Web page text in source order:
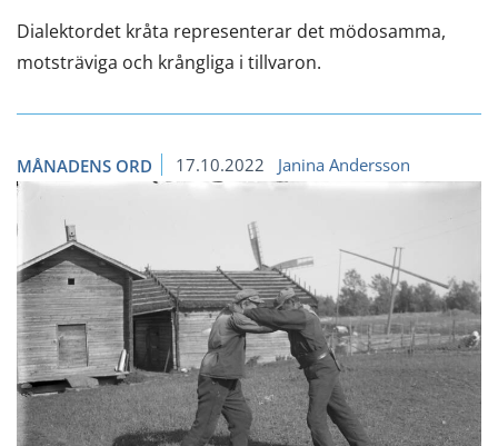
Dialektordet kråta representerar det mödosamma,
motsträviga och krångliga i tillvaron.
MÅNADENS ORD 17.10.2022 Janina Andersson